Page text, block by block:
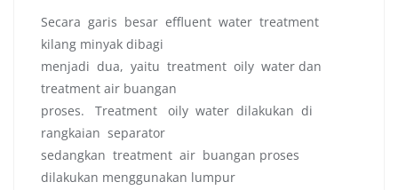
Secara garis besar effluent water treatment
kilang minyak dibagi
menjadi dua, yaitu treatment oily water dan
treatment air buangan
proses. Treatment oily water dilakukan di
rangkaian separator
sedangkan treatment air buangan proses
dilakukan menggunakan lumpur